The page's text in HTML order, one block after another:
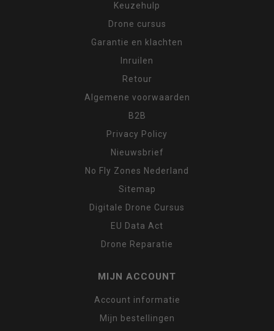
Keuzehulp
Drone cursus
Garantie en klachten
Inruilen
Retour
Algemene voorwaarden
B2B
Privacy Policy
Nieuwsbrief
No Fly Zones Nederland
Sitemap
Digitale Drone Cursus
EU Data Act
Drone Reparatie
MIJN ACCOUNT
Account informatie
Mijn bestellingen